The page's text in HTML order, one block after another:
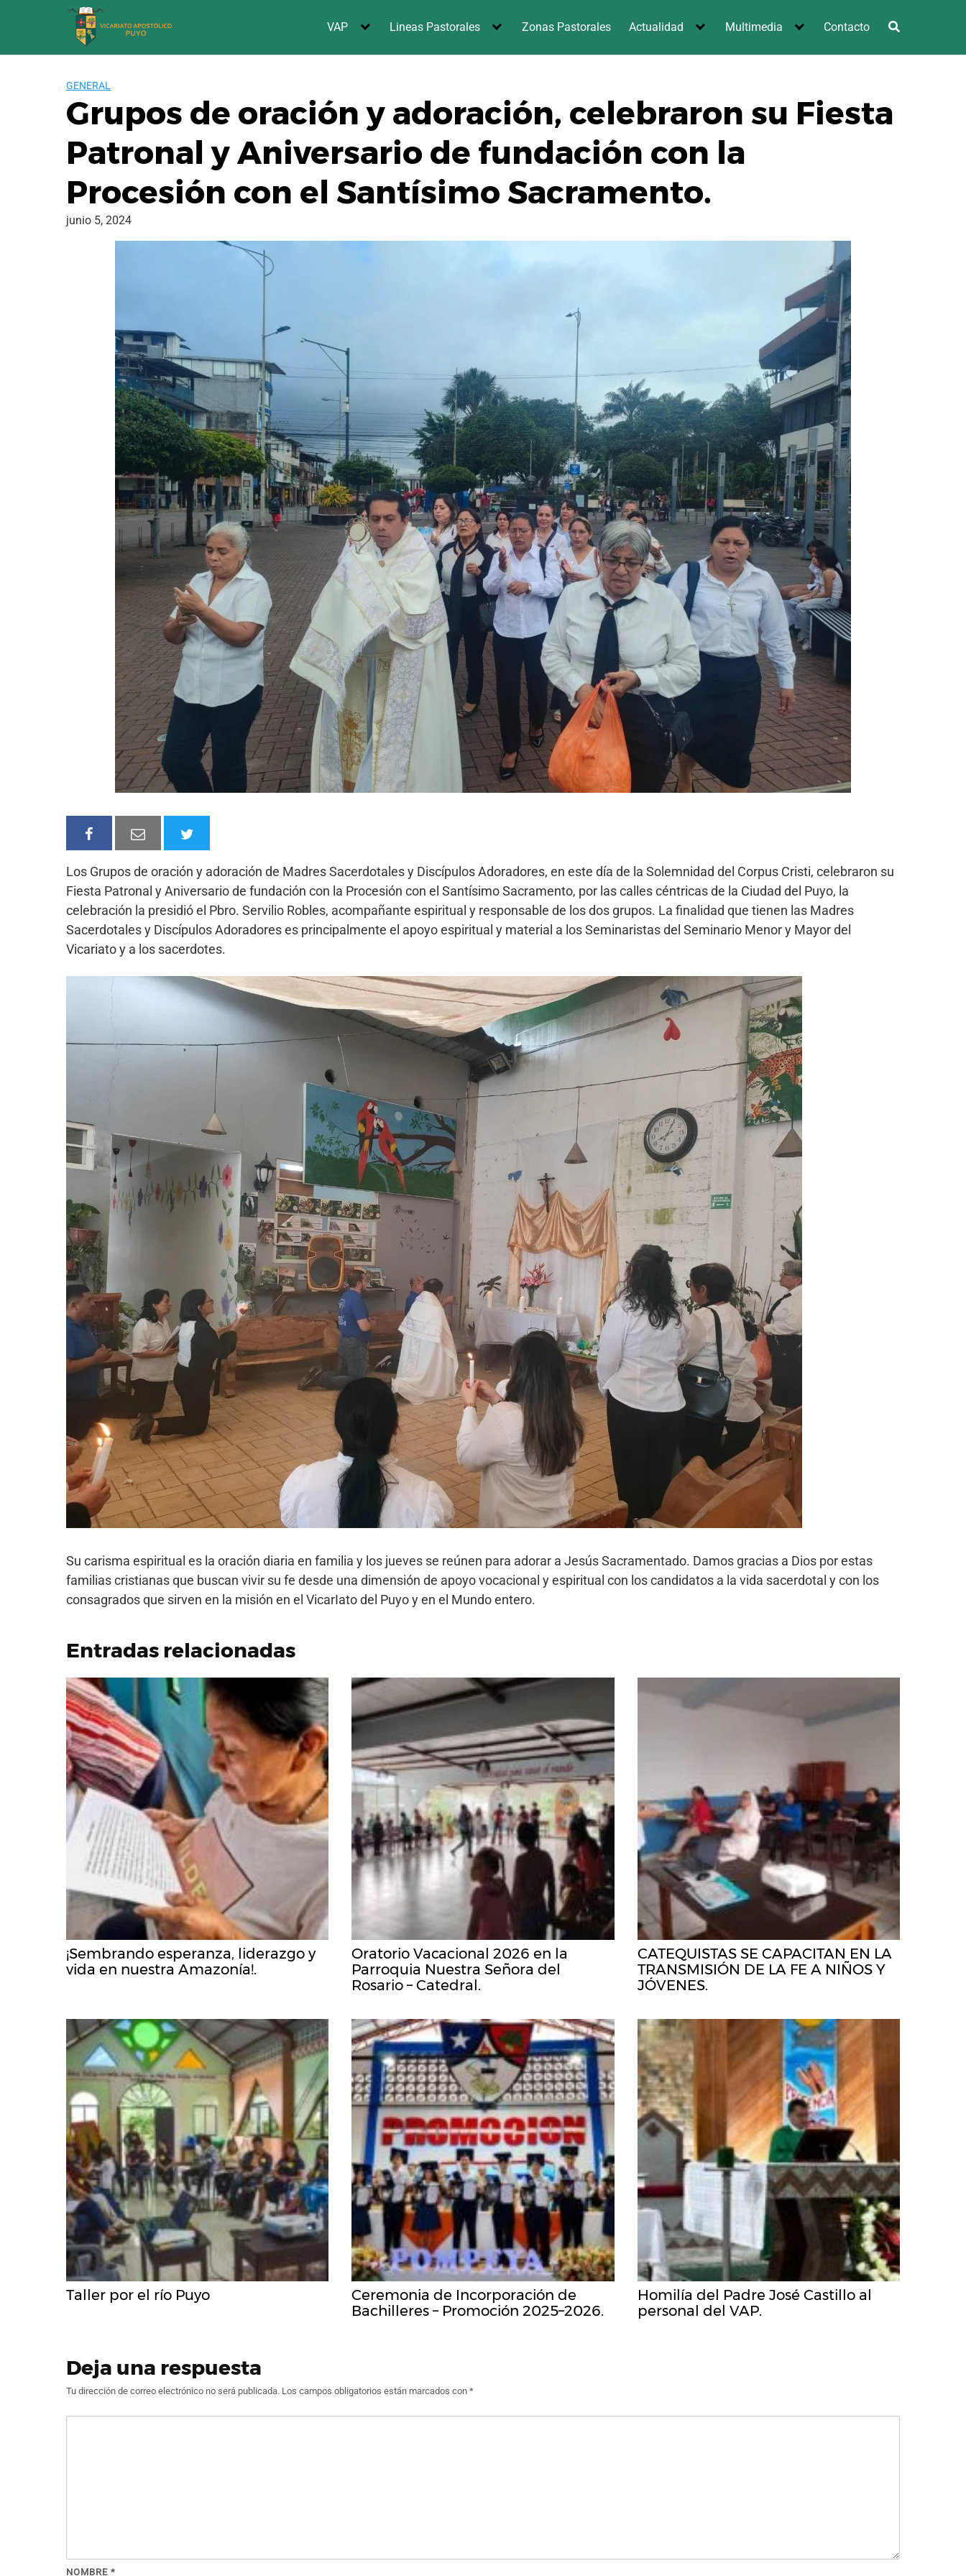
VAP Lineas Pastorales Zonas Pastorales Actualidad Multimedia Contacto
GENERAL
Grupos de oración y adoración, celebraron su Fiesta
Patronal y Aniversario de fundación con la
Procesión con el Santísimo Sacramento.
junio 5, 2024
Los Grupos de oración y adoración de Madres Sacerdotales y Discípulos Adoradores, en este día de la Solemnidad del Corpus Cristi, celebraron su
Fiesta Patronal y Aniversario de fundación con la Procesión con el Santísimo Sacramento, por las calles céntricas de la Ciudad del Puyo, la
celebración la presidió el Pbro. Servilio Robles, acompañante espiritual y responsable de los dos grupos. La finalidad que tienen las Madres
Sacerdotales y Discípulos Adoradores es principalmente el apoyo espiritual y material a los Seminaristas del Seminario Menor y Mayor del
Vicariato y a los sacerdotes.
Su carisma espiritual es la oración diaria en familia y los jueves se reúnen para adorar a Jesús Sacramentado. Damos gracias a Dios por estas
familias cristianas que buscan vivir su fe desde una dimensión de apoyo vocacional y espiritual con los candidatos a la vida sacerdotal y con los
consagrados que sirven en la misión en el VicarIato del Puyo y en el Mundo entero.
Entradas relacionadas
¡Sembrando esperanza, liderazgo y
vida en nuestra Amazonía!.
Oratorio Vacacional 2026 en la
Parroquia Nuestra Señora del
Rosario – Catedral.
CATEQUISTAS SE CAPACITAN EN LA
TRANSMISIÓN DE LA FE A NIÑOS Y
JÓVENES.
Taller por el río Puyo
Ceremonia de Incorporación de
Bachilleres – Promoción 2025–2026.
Homilía del Padre José Castillo al
personal del VAP.
Deja una respuesta
Tu dirección de correo electrónico no será publicada. Los campos obligatorios están marcados con *
NOMBRE *